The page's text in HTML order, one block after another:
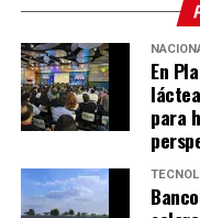
Con el Premio
procesos creativos y
de reflexión,
nuevas oportunidades
libertad.
Los ganadores
En
para